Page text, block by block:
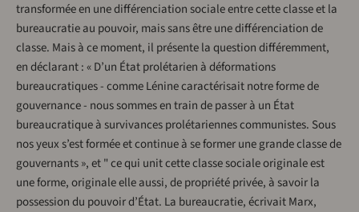
transformée en une différenciation sociale entre cette classe et la
bureaucratie au pouvoir, mais sans être une différenciation de
classe. Mais à ce moment, il présente la question différemment,
en déclarant : « D’un État prolétarien à déformations
bureaucratiques - comme Lénine caractérisait notre forme de
gouvernance - nous sommes en train de passer à un État
bureaucratique à survivances prolétariennes communistes. Sous
nos yeux s’est formée et continue à se former une grande classe de
gouvernants », et " ce qui unit cette classe sociale originale est
une forme, originale elle aussi, de propriété privée, à savoir la
possession du pouvoir d’État. La bureaucratie, écrivait Marx,